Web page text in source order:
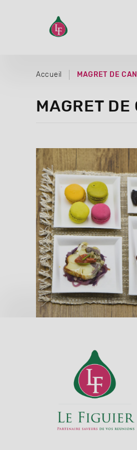
Accueil MAGRET DE
MAGRET DE